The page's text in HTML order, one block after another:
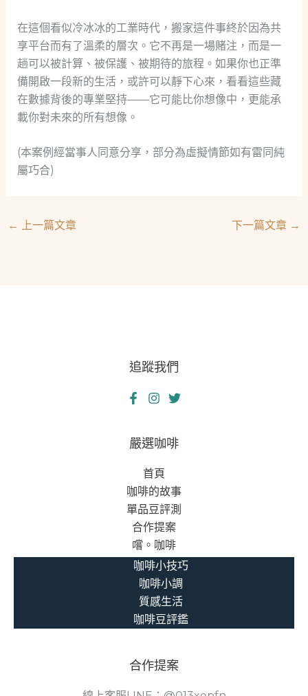
在這個看似冷冰冰的工業時代，搬家這件事終於因為共
享平台而有了溫柔的層次。它不再是一場賭注，而是一
趟可以被計算、被保護、被期待的旅程。如果你也正準
備開啟一段新的生活，或許可以靜下心來，看看這些藏
在數據背後的專業堅持——它可能比你想像中，更能承
載你對未來的所有想像。
(本案例經當事人同意分享，部分為虛擬情節如有雷同純
屬巧合)
← 上一篇文章 下一篇文章 →
追蹤我們
嚴選咖啡
首頁
咖啡的故事
單品豆評測
合作提案
嚐。咖啡
咖啡小技巧
咖啡小調
質感生活
咖啡豆評鑑
合作提案